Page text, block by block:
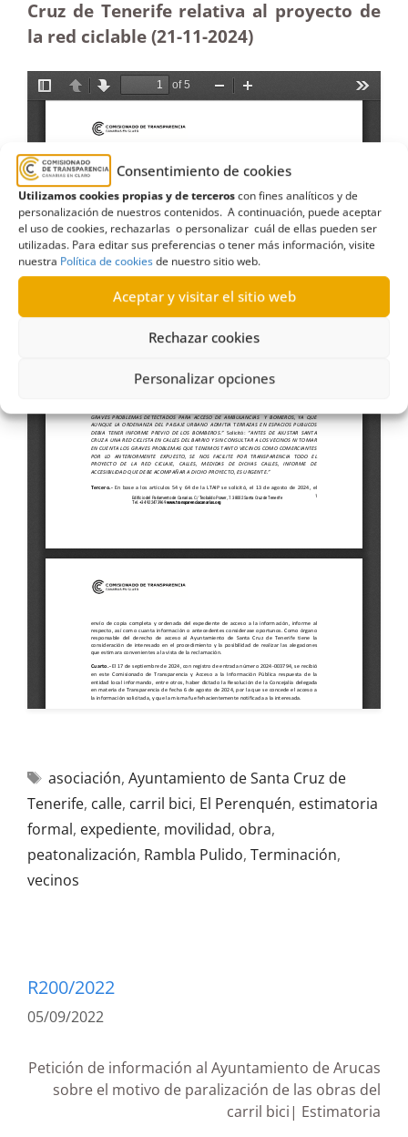
Consentimiento de cookies
Utilizamos cookies propias y de terceroscon fines analíticos y de
personalización de nuestros contenidos. A continuación, puede aceptar
el uso de cookies, rechazarlas o personalizar cuál de ellas pueden ser
utilizadas. Para editar sus preferencias o tener más información, visite
nuestra Política de cookiesde nuestro sitio web.
Aceptar y visitar el sitio web
Rechazar cookies
Personalizar opciones
Cruz de Tenerife relativa al proyecto de
la red ciclable (21-11-2024)
asociación, Ayuntamiento de Santa Cruz de
Tenerife, calle, carril bici, El Perenquén, estimatoria
formal, expediente, movilidad, obra,
peatonalización, Rambla Pulido, Terminación,
vecinos
R200/2022
05/09/2022
Petición de información al Ayuntamiento de Arucas
sobre el motivo de paralización de las obras del
carril bici| Estimatoria